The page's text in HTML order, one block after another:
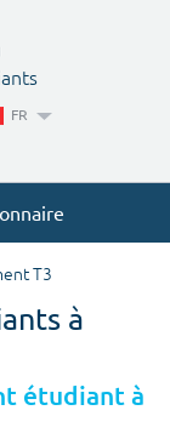
FR
T3
à
étudiant à